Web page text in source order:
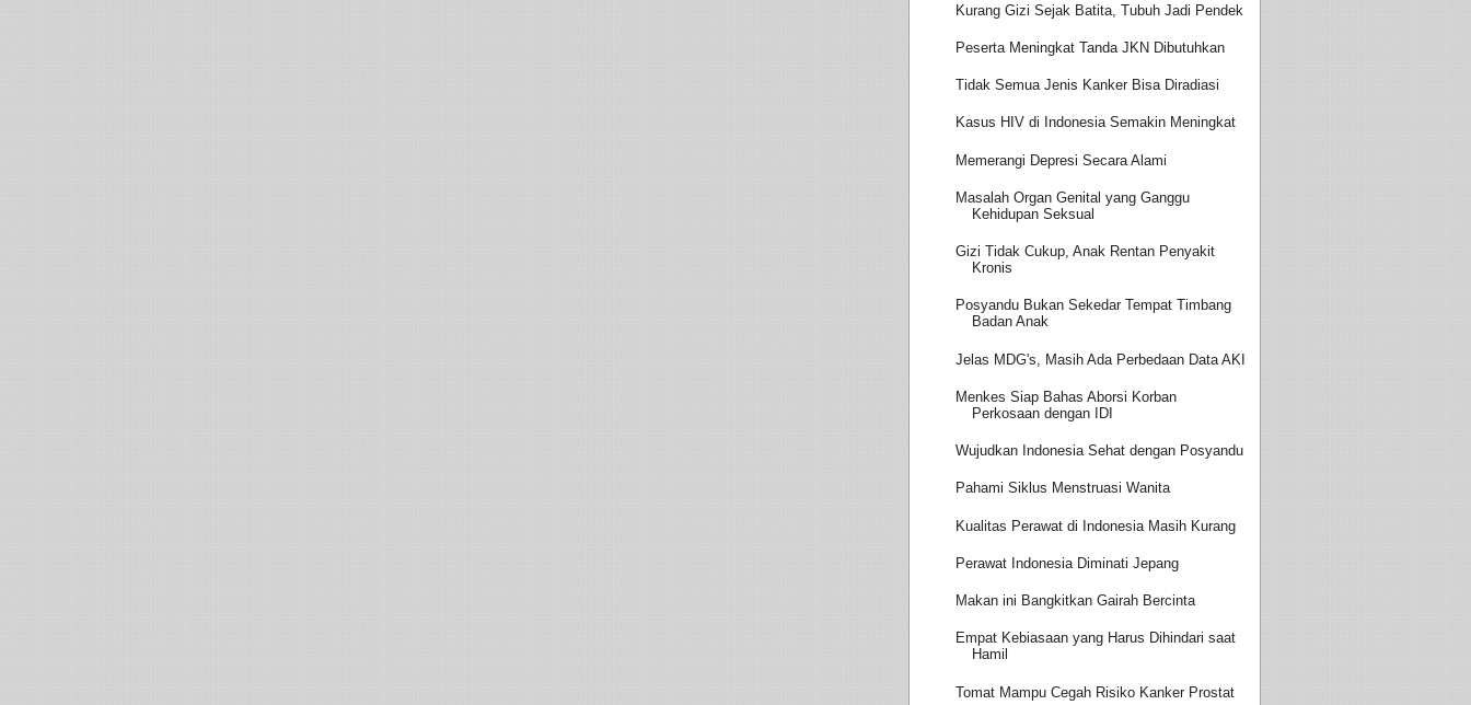
Kurang Gizi Sejak Batita, Tubuh Jadi Pendek
Peserta Meningkat Tanda JKN Dibutuhkan
Tidak Semua Jenis Kanker Bisa Diradiasi
Kasus HIV di Indonesia Semakin Meningkat
Memerangi Depresi Secara Alami
Masalah Organ Genital yang Ganggu
Kehidupan Seksual
Gizi Tidak Cukup, Anak Rentan Penyakit
Kronis
Posyandu Bukan Sekedar Tempat Timbang
Badan Anak
Jelas MDG's, Masih Ada Perbedaan Data AKI
Menkes Siap Bahas Aborsi Korban
Perkosaan dengan IDI
Wujudkan Indonesia Sehat dengan Posyandu
Pahami Siklus Menstruasi Wanita
Kualitas Perawat di Indonesia Masih Kurang
Perawat Indonesia Diminati Jepang
Makan ini Bangkitkan Gairah Bercinta
Empat Kebiasaan yang Harus Dihindari saat
Hamil
Tomat Mampu Cegah Risiko Kanker Prostat